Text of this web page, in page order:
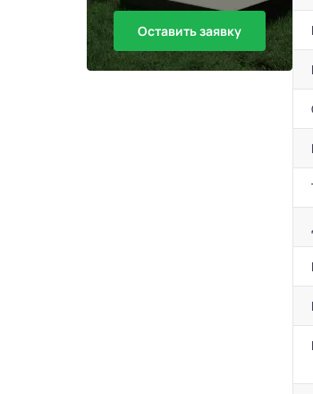
Оставить заявку